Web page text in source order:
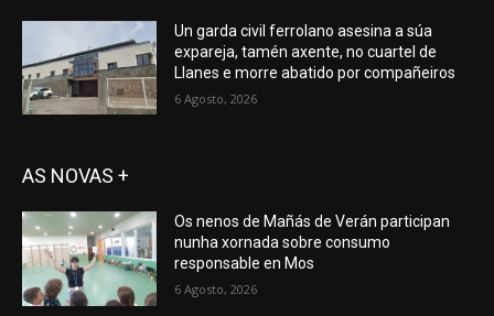
Un garda civil ferrolano asesina a súa
expareja, tamén axente, no cuartel de
Llanes e morre abatido por compañeiros
6 Agosto, 2026
AS NOVAS +
Os nenos de Mañás de Verán participan
nunha xornada sobre consumo
responsable en Mos
6 Agosto, 2026